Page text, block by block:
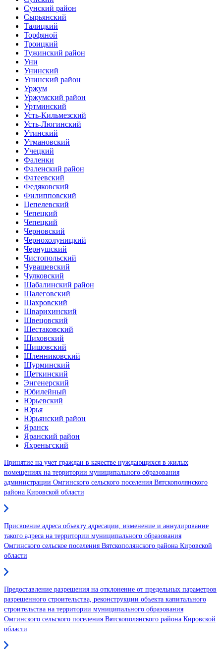
Сунский район
Сырьянский
Талицкий
Торфяной
Троицкий
Тужинский район
Уни
Унинский
Унинский район
Уржум
Уржумский район
Уртминский
Усть-Кильмезский
Усть-Люгинский
Утинский
Утмановский
Учецкий
Фаленки
Фаленский район
Фатеевский
Федяковский
Филипповский
Цепелевский
Чепецкий
Чепецкий
Черновский
Чернохолуницкий
Чернушский
Чистопольский
Чувашевский
Чулковский
Шабалинский район
Шалеговский
Шахровский
Шварихинский
Швецовский
Шестаковский
Шиховский
Шишовский
Шленниковский
Шурминский
Щеткинский
Энгенерский
Юбилейный
Юрьевский
Юрья
Юрьянский район
Яранск
Яранский район
Яхреньгский
Принятие на учет граждан в качестве нуждающихся в жилых
помещениях на территории муниципального образования
администрации Омгинского сельского поселения Вятскополянского
района Кировской области
Присвоение адреса объекту адресации, изменение и аннулирование
такого адреса на территории муниципального образования
Омгинского сельское поселения Вятскополянского района Кировской
области
Предоставление разрешения на отклонение от предельных параметров
разрешенного строительства, реконструкции объекта капитального
строительства на территории муниципального образования
Омгинского сельского поселения Вятскополянского района Кировской
области